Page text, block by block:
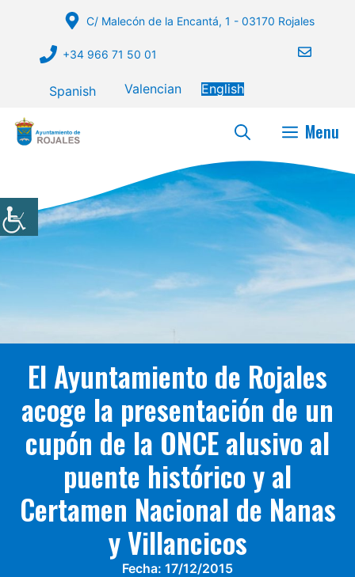
C/ Malecón de la Encantá, 1 - 03170 Rojales
+34 966 71 50 01
Spanish Valencian English
Menu
El Ayuntamiento de Rojales
acoge la presentación de un
cupón de la ONCE alusivo al
puente histórico y al
Certamen Nacional de Nanas
y Villancicos
Fecha: 17/12/2015